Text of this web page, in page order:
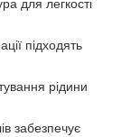
для легкості
підходять
рідини
забезпечує